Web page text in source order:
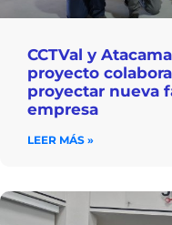
CCTVal y
proyecto
proyectar nueva
empresa
LEER MÁS »